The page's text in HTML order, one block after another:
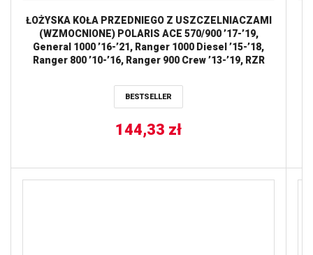
ŁOŻYSKA KOŁA PRZEDNIEGO Z USZCZELNIACZAMI
(WZMOCNIONE) POLARIS ACE 570/900 ’17-’19,
General 1000 ’16-’21, Ranger 1000 Diesel ’15-’18,
Ranger 800 ’10-’16, Ranger 900 Crew ’13-’19, RZR
’12-‘ ALL BALLS
BESTSELLER
144,33 zł